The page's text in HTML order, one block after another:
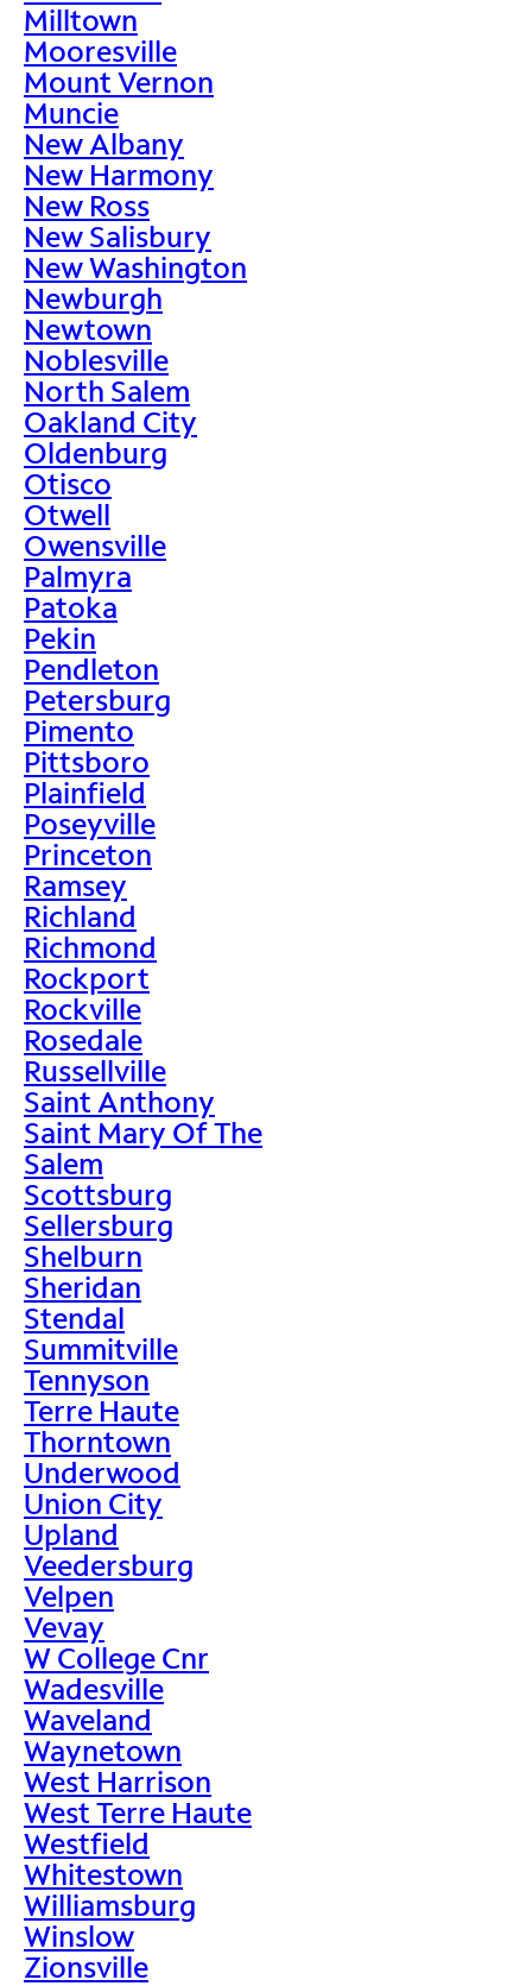
Milltown
Mooresville
Mount Vernon
Muncie
New Albany
New Harmony
New Ross
New Salisbury
New Washington
Newburgh
Newtown
Noblesville
North Salem
Oakland City
Oldenburg
Otisco
Otwell
Owensville
Palmyra
Patoka
Pekin
Pendleton
Petersburg
Pimento
Pittsboro
Plainfield
Poseyville
Princeton
Ramsey
Richland
Richmond
Rockport
Rockville
Rosedale
Russellville
Saint Anthony
Saint Mary Of The
Salem
Scottsburg
Sellersburg
Shelburn
Sheridan
Stendal
Summitville
Tennyson
Terre Haute
Thorntown
Underwood
Union City
Upland
Veedersburg
Velpen
Vevay
W College Cnr
Wadesville
Waveland
Waynetown
West Harrison
West Terre Haute
Westfield
Whitestown
Williamsburg
Winslow
Zionsville